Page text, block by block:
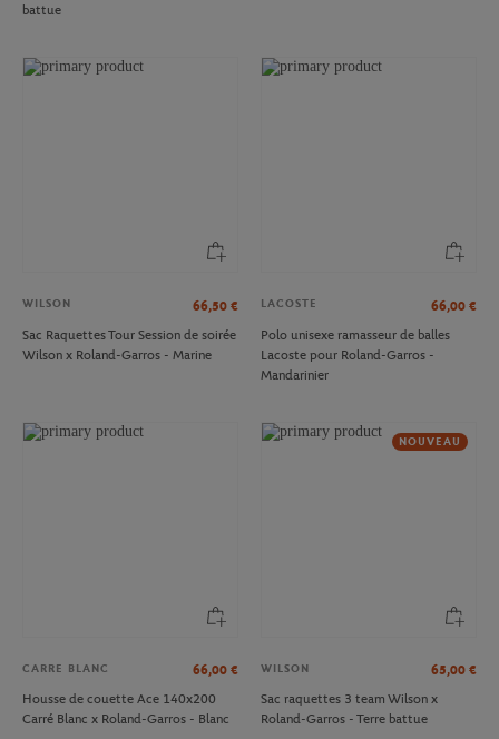
battue
WILSON 66,50 €
Sac Raquettes Tour Session de soirée
Wilson x Roland-Garros - Marine
LACOSTE 66,00 €
Polo unisexe ramasseur de balles
Lacoste pour Roland-Garros -
Mandarinier
CARRE BLANC 66,00 €
Housse de couette Ace 140x200
Carré Blanc x Roland-Garros - Blanc
NOUVEAU
WILSON 65,00 €
Sac raquettes 3 team Wilson x
Roland-Garros - Terre battue